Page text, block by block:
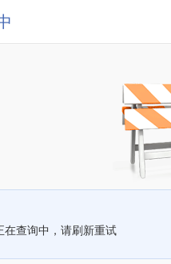
在查询中，请刷新重试